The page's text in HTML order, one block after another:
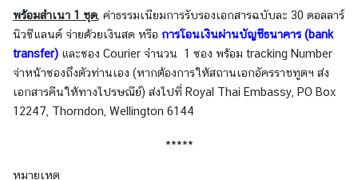
e
r
ติ
ด
ต่
พร้อมสำเนา 1 ชุด , ค่าธรรมเนียมการรับรองเอกสารฉบับละ 30 ดอลลาร์
นิวซีแลนด์ จ่ายด้วยเงินสด หรือ การโอนเงินผ่านบัญชีธนาคาร (bank
transfer) และซอง Courier จำนวน 1 ซอง พร้อม tracking Number
จ่าหน้าซองถึงตัวท่านเอง (หากต้องการให้สถานเอกอัครราชทูตฯ ส่ง
เอกสารคืนให้ทางไปรษณีย์) ส่งไปที่ Royal Thai Embassy, PO Box
12247, Thorndon, Wellington 6144
*****
หมายเหตุ